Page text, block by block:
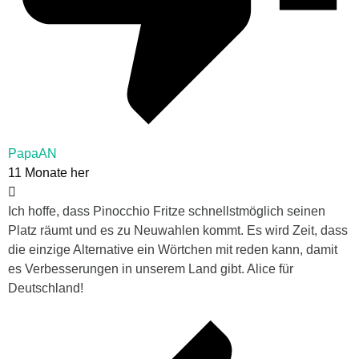
PapaAN
11 Monate her
Ich hoffe, dass Pinocchio Fritze schnellstmöglich seinen
Platz räumt und es zu Neuwahlen kommt. Es wird Zeit, dass
die einzige Alternative ein Wörtchen mit reden kann, damit
es Verbesserungen in unserem Land gibt. Alice für
Deutschland!